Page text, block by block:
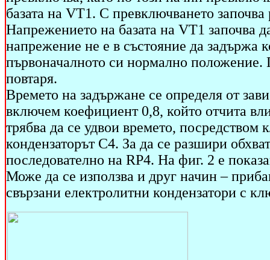
базата на VT1. С превключването
Напрежението на базата на VT1 започва
напрежение не е в състояние да задържа
първоначалното си нормално положение.
повтаря.
Времето на задържане се определя от
включем коефициент 0,8, който отчита
трябва да се удвои времето,
кондензаторът С4. За да се разшири
последователно на RP4. На фиг. 2 е
Може да се използва и друг начин –
свързани електролитни кондензатори с